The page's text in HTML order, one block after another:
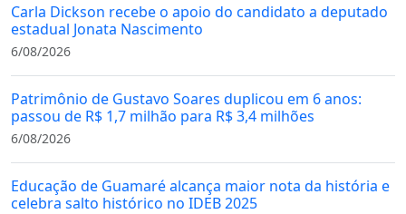
Carla Dickson recebe o apoio do candidato a deputado
estadual Jonata Nascimento
6/08/2026
Patrimônio de Gustavo Soares duplicou em 6 anos:
passou de R$ 1,7 milhão para R$ 3,4 milhões
6/08/2026
Educação de Guamaré alcança maior nota da história e
celebra salto histórico no IDEB 2025